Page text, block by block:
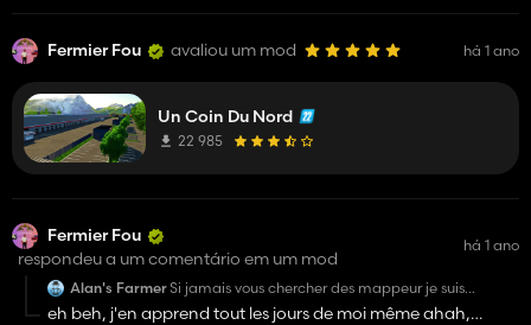
Fermier Fou avaliou um mod há 1 ano
Un Coin Du Nord
22 985
Fermier Fou
respondeu a um comentário em um mod
há 1 ano
Alan's FarmerSi jamais vous chercher des mappeur je suis
présent §
eh beh, j'en apprend tout les jours de moi même ahah,